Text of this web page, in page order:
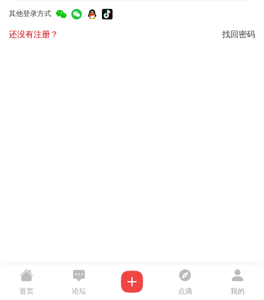
其他登录方式
找回密码
还没有注册？
首页 论坛 点滴 我的